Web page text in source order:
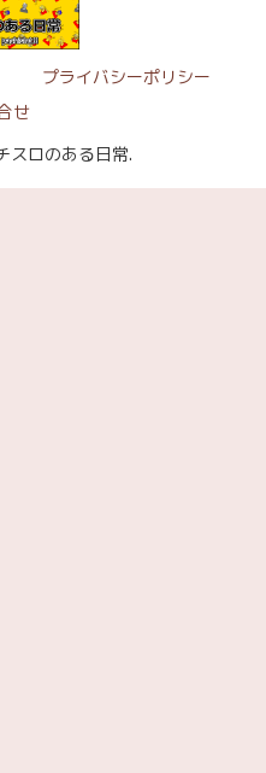
プライバシーポリシー
せ
ロのある日常.